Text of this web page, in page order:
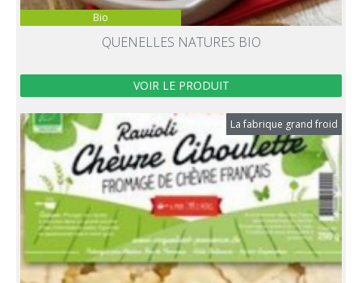
Bio
QUENELLES NATURES BIO
VOIR LE PRODUIT
La fabrique grand froid